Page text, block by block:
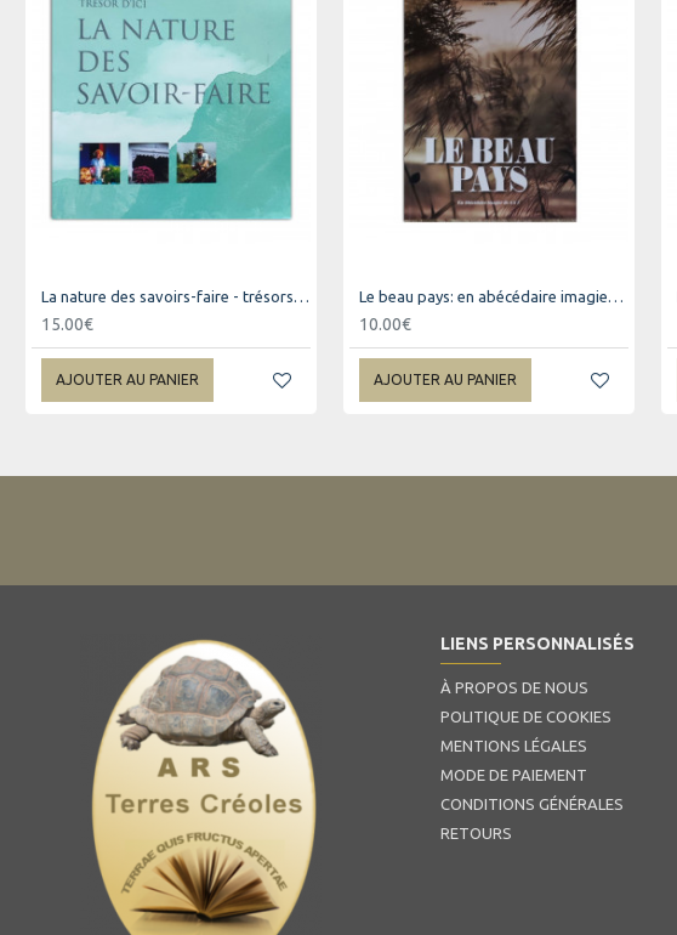
La nature des savoirs-faire - trésors d'ici
15.00€
AJOUTER AU PANIER
Le beau pays: en abécédaire imagier de A à Z
10.00€
AJOUTER AU PANIER
LIENS PERSONNALISÉS
À PROPOS DE NOUS
POLITIQUE DE COOKIES
MENTIONS LÉGALES
MODE DE PAIEMENT
CONDITIONS GÉNÉRALES
RETOURS